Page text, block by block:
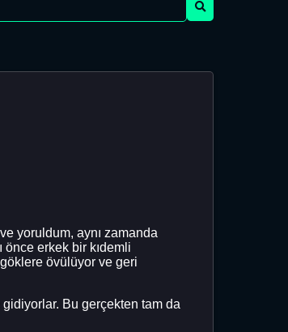
yoruldum, aynı zamanda
erkek bir kıdemli
övülüyor ve geri
Bu gerçekten tam da